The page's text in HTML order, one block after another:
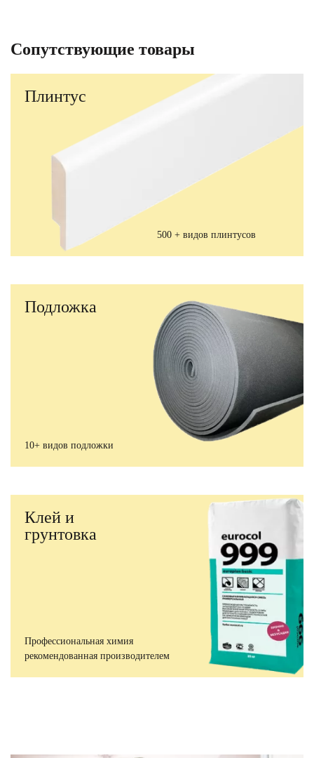
Сопутствующие товары
Плинтус
500 + видов плинтусов
Подложка
10+ видов подложки
Клей и
грунтовка
Профессиональная химия
рекомендованная производителем